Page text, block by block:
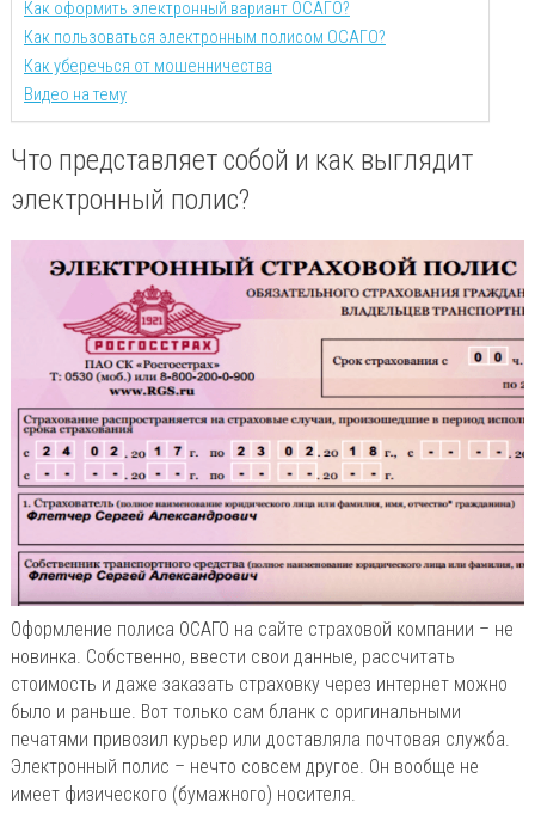
Как оформить электронный вариант ОСАГО?
Как пользоваться электронным полисом ОСАГО?
Как уберечься от мошенничества
Видео на тему
Что представляет собой и как выглядит
электронный полис?
Оформление полиса ОСАГО на сайте страховой компании – не
новинка. Собственно, ввести свои данные, рассчитать
стоимость и даже заказать страховку через интернет можно
было и раньше. Вот только сам бланк с оригинальными
печатями привозил курьер или доставляла почтовая служба.
Электронный полис – нечто совсем другое. Он вообще не
имеет физического (бумажного) носителя.